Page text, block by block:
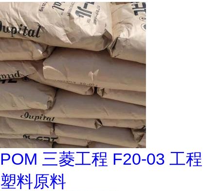
POM 三菱工程 F20-03 工程
塑料原料